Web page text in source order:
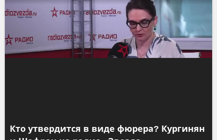
Кто утвердится в виде фюрера? Кургинян